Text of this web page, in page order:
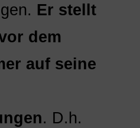
Er stellt
dem
auf seine
. D.h.